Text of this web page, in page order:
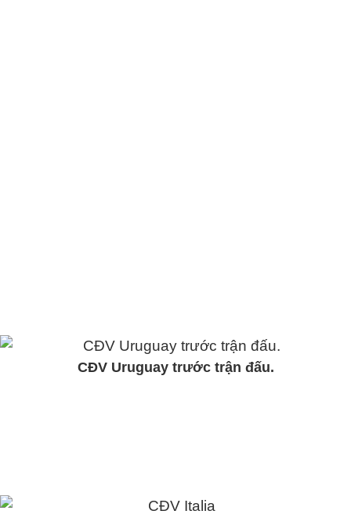
CĐV Uruguay trước trận đấu.